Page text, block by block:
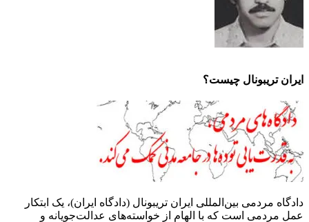
ایران تریبونال چیست؟
دادگاه مردمی بین‌المللی ایران تریبونال (دادگاه ایران)، یک ابتکار
عمل مردمی است که با الهام از خواسته‌های عدالت‌جویانه و